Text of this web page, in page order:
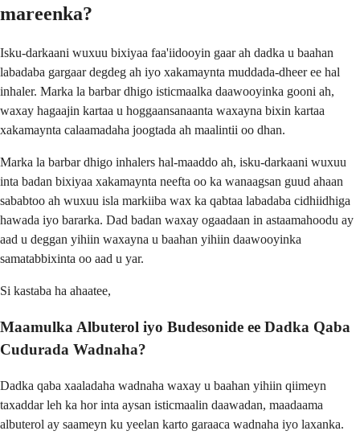
mareenka?
Isku-darkaani wuxuu bixiyaa faa'iidooyin gaar ah dadka u baahan
labadaba gargaar degdeg ah iyo xakamaynta muddada-dheer ee hal
inhaler. Marka la barbar dhigo isticmaalka daawooyinka gooni ah,
waxay hagaajin kartaa u hoggaansanaanta waxayna bixin kartaa
xakamaynta calaamadaha joogtada ah maalintii oo dhan.
Marka la barbar dhigo inhalers hal-maaddo ah, isku-darkaani wuxuu
inta badan bixiyaa xakamaynta neefta oo ka wanaagsan guud ahaan
sababtoo ah wuxuu isla markiiba wax ka qabtaa labadaba cidhiidhiga
hawada iyo bararka. Dad badan waxay ogaadaan in astaamahoodu ay
aad u deggan yihiin waxayna u baahan yihiin daawooyinka
samatabbixinta oo aad u yar.
Si kastaba ha ahaatee,
Maamulka Albuterol iyo Budesonide ee Dadka Qaba
Cudurada Wadnaha?
Dadka qaba xaaladaha wadnaha waxay u baahan yihiin qiimeyn
taxaddar leh ka hor inta aysan isticmaalin daawadan, maadaama
albuterol ay saameyn ku yeelan karto garaaca wadnaha iyo laxanka.